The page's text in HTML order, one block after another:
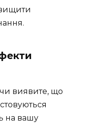
виявите, що
на вашу